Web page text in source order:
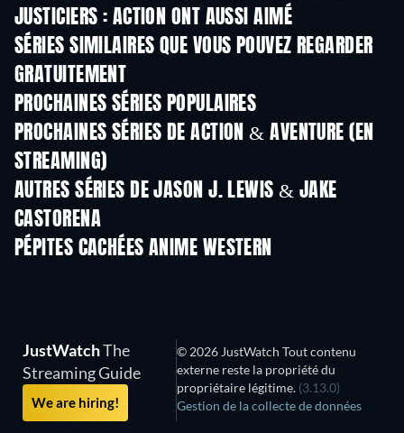
JUSTICIERS : ACTION ONT AUSSI AIMÉ
Série
SÉRIES SIMILAIRES QUE VOUS POUVEZ REGARDER
GRATUITEMENTSérie
PROCHAINES SÉRIES POPULAIRES
Série Série
PROCHAINES SÉRIES DE ACTION & AVENTURE (EN
STREAMING)Saison 2
AUTRES SÉRIES DE JASON J. LEWIS & JAKE
CASTORENA
PÉPITES CACHÉES ANIME WESTERN
Série Série
JustWatchThe
Streaming Guide
We are hiring!
© 2026 JustWatch Tout contenu
externe reste la propriété du
propriétaire légitime. (3.13.0)
Gestion de la collecte de données